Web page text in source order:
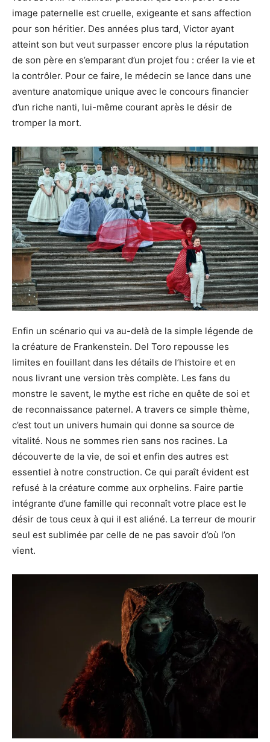
image paternelle est cruelle, exigeante et sans affection
pour son héritier. Des années plus tard, Victor ayant
atteint son but veut surpasser encore plus la réputation
de son père en s’emparant d’un projet fou : créer la vie et
la contrôler. Pour ce faire, le médecin se lance dans une
aventure anatomique unique avec le concours financier
d’un riche nanti, lui-même courant après le désir de
tromper la mort.
Enfin un scénario qui va au-delà de la simple légende de
la créature de Frankenstein. Del Toro repousse les
limites en fouillant dans les détails de l’histoire et en
nous livrant une version très complète. Les fans du
monstre le savent, le mythe est riche en quête de soi et
de reconnaissance paternel. A travers ce simple thème,
c’est tout un univers humain qui donne sa source de
vitalité. Nous ne sommes rien sans nos racines. La
découverte de la vie, de soi et enfin des autres est
essentiel à notre construction. Ce qui paraît évident est
refusé à la créature comme aux orphelins. Faire partie
intégrante d’une famille qui reconnaît votre place est le
désir de tous ceux à qui il est aliéné. La terreur de mourir
seul est sublimée par celle de ne pas savoir d’où l’on
vient.